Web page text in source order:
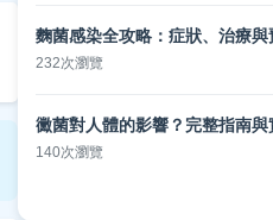
麴菌感染全攻略：症狀、治療
232次瀏覽
黴菌對人體的影響？完整指南
140次瀏覽